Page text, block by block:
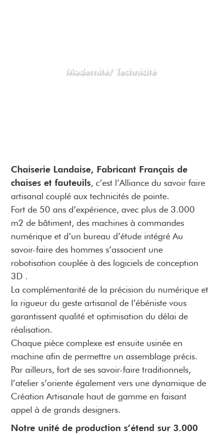
Modernité/ Technicité
Chaiserie Landaise, Fabricant Français de
chaises et fauteuils, c’est l’Alliance du savoir faire
artisanal couplé aux technicités de pointe.
Fort de 50 ans d’expérience, avec plus de 3.000
m2 de bâtiment, des machines à commandes
numérique et d’un bureau d’étude intégré Au
savoir-faire des hommes s’associent une
robotisation couplée à des logiciels de conception
3D .
La complémentarité de la précision du numérique et
la rigueur du geste artisanal de l’ébéniste vous
garantissent qualité et optimisation du délai de
réalisation.
Chaque pièce complexe est ensuite usinée en
machine afin de permettre un assemblage précis.
Par ailleurs, fort de ses savoir-faire traditionnels,
l’atelier s’oriente également vers une dynamique de
Création Artisanale haut de gamme en faisant
appel à de grands designers.
Notre unité de production s’étend sur 3.000